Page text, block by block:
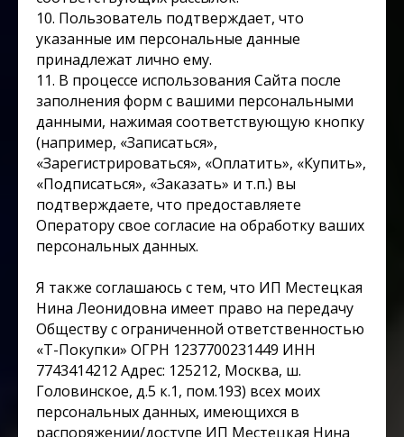
10. Пользователь подтверждает, что
указанные им персональные данные
принадлежат лично ему.
11. В процессе использования Сайта после
заполнения форм с вашими персональными
данными, нажимая соответствующую кнопку
(например, «Записаться»,
«Зарегистрироваться», «Оплатить», «Купить»,
«Подписаться», «Заказать» и т.п.) вы
подтверждаете, что предоставляете
Оператору свое согласие на обработку ваших
персональных данных.
Я также соглашаюсь с тем, что ИП Местецкая
Нина Леонидовна имеет право на передачу
Обществу с ограниченной ответственностью
«Т-Покупки» ОГРН 1237700231449 ИНН
7743414212 Адрес: 125212, Москва, ш.
Головинское, д.5 к.1, пом.193) всех моих
персональных данных, имеющихся в
распоряжении/доступе ИП Местецкая Нина